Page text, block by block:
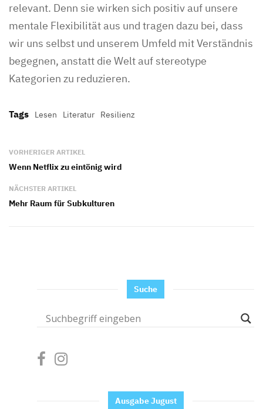
relevant. Denn sie wirken sich positiv auf unsere
mentale Flexibilität aus und tragen dazu bei, dass
wir uns selbst und unserem Umfeld mit Verständnis
begegnen, anstatt die Welt auf stereotype
Kategorien zu reduzieren.
Tags Lesen Literatur Resilienz
VORHERIGER ARTIKEL
Wenn Netflix zu eintönig wird
NÄCHSTER ARTIKEL
Mehr Raum für Subkulturen
Suche
Ausgabe Jugust